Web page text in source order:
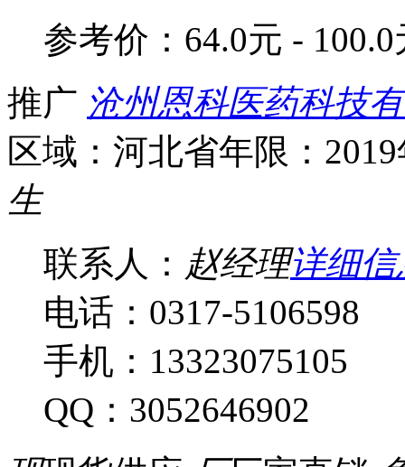
参考价： 64.0元 - 100.0
推广 沧州恩科医药科技
区域：河北省年限：
生
联系人： 赵经理详细信
电话：0317-5106598
手机：13323075105
QQ：3052646902